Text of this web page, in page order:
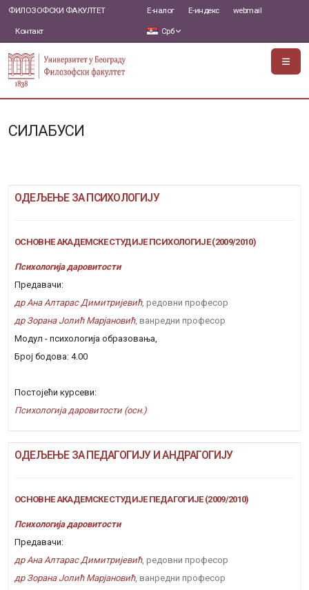
ФИЛОЗОФСКИ ФАКУЛТЕТ
Контакт
Е-налог Е-индекс webmail
Срб
СИЛАБУСИ
ОДЕЉЕЊЕ ЗА ПСИХОЛОГИЈУ
ОСНОВНЕ АКАДЕМСКЕ СТУДИЈЕ ПСИХОЛОГИЈЕ (2009/2010)
Психологија даровитости
Предавачи:
др Ана Алтарас Димитријевић, редовни професор
др Зорана Јолић Марјановић, ванредни професор
Модул - психологија образовања,
Број бодова: 4.00
Постојећи курсеви:
Психологија даровитости (осн.)
ОДЕЉЕЊЕ ЗА ПЕДАГОГИЈУ И АНДРАГОГИЈУ
ОСНОВНЕ АКАДЕМСКЕ СТУДИЈЕ ПЕДАГОГИЈЕ (2009/2010)
Психологија даровитости
Предавачи:
др Ана Алтарас Димитријевић, редовни професор
др Зорана Јолић Марјановић, ванредни професор